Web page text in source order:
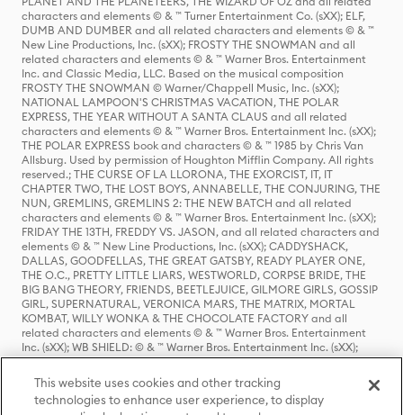
characters and elements © & ™ Turner Entertainment Co. (sXX); ELF,
DUMB AND DUMBER and all related characters and elements © & ™
New Line Productions, Inc. (sXX); FROSTY THE SNOWMAN and all
related characters and elements © & ™ Warner Bros. Entertainment
Inc. and Classic Media, LLC. Based on the musical composition
FROSTY THE SNOWMAN © Warner/Chappell Music, Inc. (sXX);
NATIONAL LAMPOON'S CHRISTMAS VACATION, THE POLAR
EXPRESS, THE YEAR WITHOUT A SANTA CLAUS and all related
characters and elements © & ™ Warner Bros. Entertainment Inc. (sXX);
THE POLAR EXPRESS book and characters © & ™ 1985 by Chris Van
Allsburg. Used by permission of Houghton Mifflin Company. All rights
reserved.; THE CURSE OF LA LLORONA, THE EXORCIST, IT, IT
CHAPTER TWO, THE LOST BOYS, ANNABELLE, THE CONJURING, THE
NUN, GREMLINS, GREMLINS 2: THE NEW BATCH and all related
characters and elements © & ™ Warner Bros. Entertainment Inc. (sXX);
FRIDAY THE 13TH, FREDDY VS. JASON, and all related characters and
elements © & ™ New Line Productions, Inc. (sXX); CADDYSHACK,
DALLAS, GOODFELLAS, THE GREAT GATSBY, READY PLAYER ONE,
THE O.C., PRETTY LITTLE LIARS, WESTWORLD, CORPSE BRIDE, THE
BIG BANG THEORY, FRIENDS, BEETLEJUICE, GILMORE GIRLS, GOSSIP
GIRL, SUPERNATURAL, VERONICA MARS, THE MATRIX, MORTAL
KOMBAT, WILLY WONKA & THE CHOCOLATE FACTORY and all
related characters and elements © & ™ Warner Bros. Entertainment
Inc. (sXX); WB SHIELD: © & ™ Warner Bros. Entertainment Inc. (sXX);
HOUSE OF THE DRAGON, GAME OF THRONES, and all related
characters and elements © & ™ Home Box Office, Inc. (sXX); CHILLING
ADVENTURES OF SABRINA, RIVERDALE © & ™ Warner Bros.
Entertainment Inc. Archie Comics and all related characters and
This website uses cookies and other tracking
technologies to enhance user experience, to display